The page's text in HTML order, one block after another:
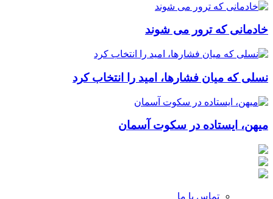
خادمانی که ترور می شوند
نسلی که میان فشارها، امید را انتخاب کرد
میهن، ایستاده در سکوت آسمان
تماس با ما